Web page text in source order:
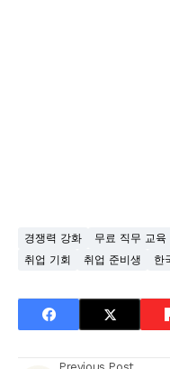
경쟁력 강화 무료 직무 교육
취업 기회
취업 준비생 한